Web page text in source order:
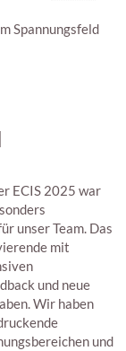
Spannungsfeld
ECIS 2025 war
unser Team. Das
mit
und neue
Wir haben
und